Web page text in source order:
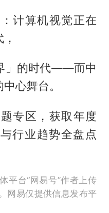
计算机视觉正在
」的时代——而中
心舞台。
专区，获取年度
行业趋势全盘点
平台“网易号”作者上传
网易仅提供信息发布平